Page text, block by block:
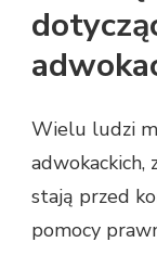
Wielu ludzi
adwokackich,
stają przed
pomocy